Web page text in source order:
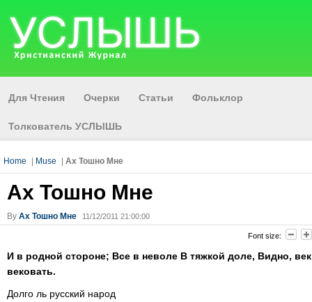
Для Чтения Очерки Статьи Фольклор
Толкователь УСЛЫШЬ
Home Muse Ах Тошно Мне
Ах Тошно Мне
By Ах Тошно Мне 11/12/2011 21:00:00
Font size:
И в родной стороне; Все в неволе В тяжкой доле, Видно, век
вековать.
Долго ль русский народ